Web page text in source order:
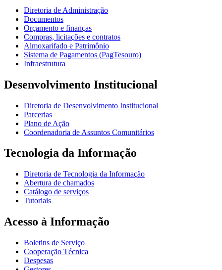
Diretoria de Administração
Documentos
Orçamento e finanças
Compras, licitações e contratos
Almoxarifado e Patrimônio
Sistema de Pagamentos (PagTesouro)
Infraestrutura
Desenvolvimento Institucional
Diretoria de Desenvolvimento Institucional
Parcerias
Plano de Ação
Coordenadoria de Assuntos Comunitários
Tecnologia da Informação
Diretoria de Tecnologia da Informação
Abertura de chamados
Catálogo de serviços
Tutoriais
Acesso à Informação
Boletins de Serviço
Cooperação Técnica
Despesas